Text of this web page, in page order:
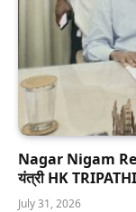
Nagar Nigam
यंत्री HK TRIPATHI
July 31, 2026